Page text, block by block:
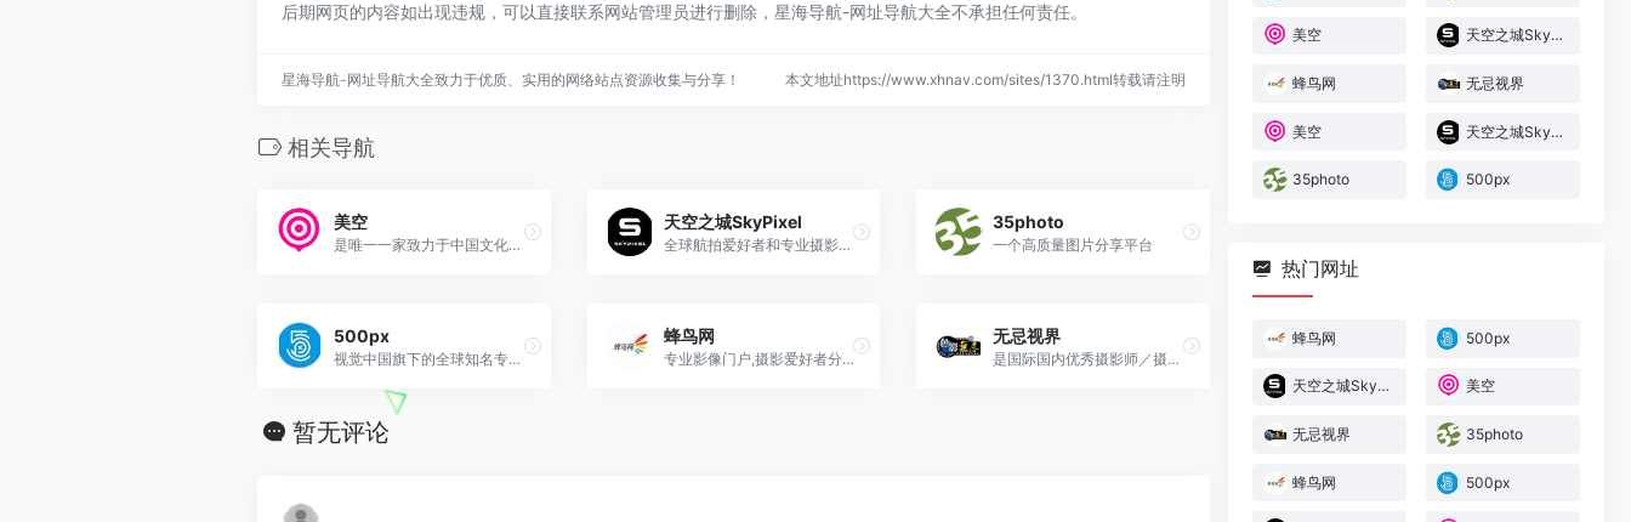
后期网页的内容如出现违规，可以直接联系网站管理员进行删除，星海导航-网址导航大全不承担任何责任。
星海导航-网址导航大全致力于优质、实用的网络站点资源收集与分享！ 本文地址https://www.xhnav.com/sites/1370.html转载请注明
相关导航
美空
是唯一一家致力于中国文化艺...
天空之城SkyPixel
全球航拍爱好者和专业摄影师...
35photo
一个高质量图片分享平台
500px
视觉中国旗下的全球知名专业...
蜂鸟网
专业影像门户,摄影爱好者分享...
无忌视界
是国际国内优秀摄影师／摄影...
暂无评论
美空 天空之城SkyPixel
蜂鸟网 无忌视界
美空 天空之城SkyPixel
35photo 500px
热门网址
蜂鸟网 500px
天空之城SkyPixel 美空
无忌视界 35photo
蜂鸟网 500px